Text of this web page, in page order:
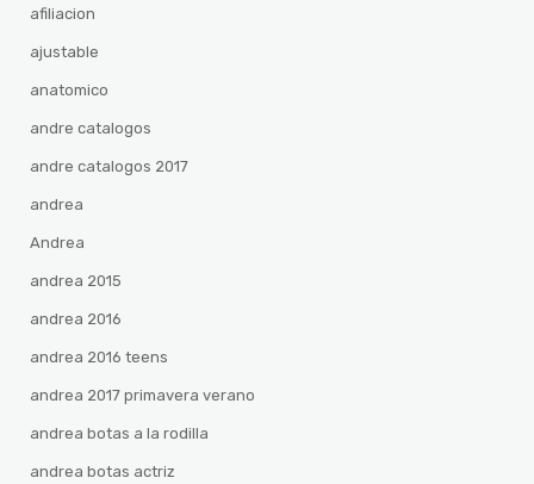
afiliacion
ajustable
anatomico
andre catalogos
andre catalogos 2017
andrea
Andrea
andrea 2015
andrea 2016
andrea 2016 teens
andrea 2017 primavera verano
andrea botas a la rodilla
andrea botas actriz